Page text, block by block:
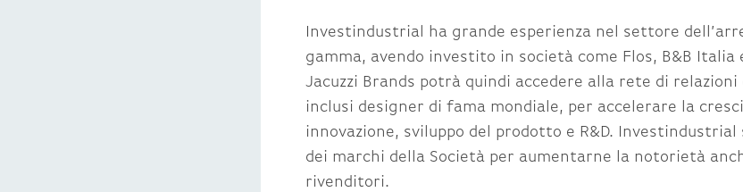
Investindustrial ha grande esperienza nel settore
gamma, avendo investito in società come Flos, B&B Italia
Jacuzzi Brands potrà quindi accedere alla rete di
inclusi designer di fama mondiale, per accelerare la
innovazione, sviluppo del prodotto e R&D.
dei marchi della Società per aumentarne la notorietà
rivenditori.